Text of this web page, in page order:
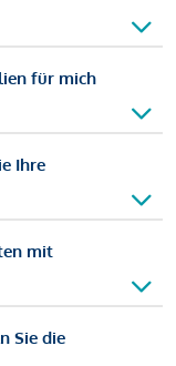
für mich
Ihre
mit
Sie die